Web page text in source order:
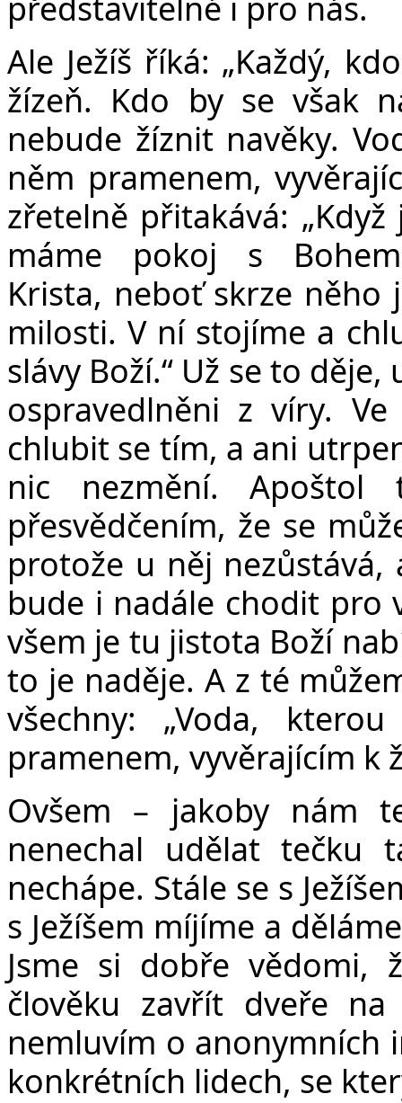
Ale Ježíš říká: „Každý,
žízeň. Kdo by se však
nebude žíznit navěky.
něm pramenem,
zřetelně přitakává:
máme pokoj s
Krista, neboť skrze
milosti. V ní stojíme a
slávy Boží.“ Už se to
ospravedlněni z víry.
chlubit se tím, a ani
nic nezmění. Apoštol
přesvědčením, že se
protože u něj nezůstává,
bude i nadále chodit pro
všem je tu jistota Boží
to je naděje. A z té
všechny: „Voda,
pramenem, vyvěrajícím k
Ovšem – jakoby nám
nenechal udělat tečku
nechápe. Stále se s
s Ježíšem míjíme a
Jsme si dobře vědomi,
člověku zavřít dveře na
nemluvím o anonymních
konkrétních lidech, se